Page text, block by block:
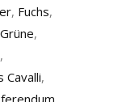
, Fuchs,
Grüne,
,
Cavalli,